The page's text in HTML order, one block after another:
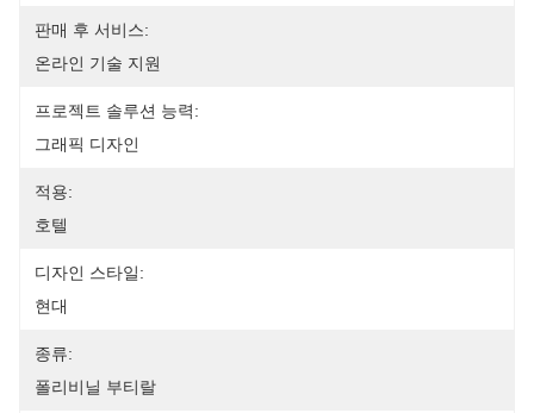
판매 후 서비스:
온라인 기술 지원
프로젝트 솔루션 능력:
그래픽 디자인
적용:
호텔
디자인 스타일:
현대
종류:
폴리비닐 부티랄